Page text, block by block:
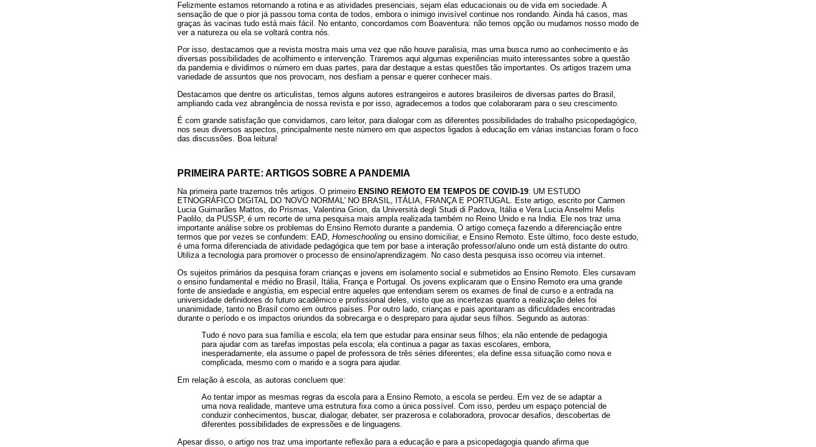
Felizmente estamos retomando a rotina e as atividades presenciais, sejam elas educacionais ou de vida em sociedade. A
sensação de que o pior já passou toma conta de todos, embora o inimigo invisível continue nos rondando. Ainda há casos, mas
graças às vacinas tudo está mais fácil. No entanto, concordamos com Boaventura: não temos opção ou mudamos nosso modo de
ver a natureza ou ela se voltará contra nós.
Por isso, destacamos que a revista mostra mais uma vez que não houve paralisia, mas uma busca rumo ao conhecimento e às
diversas possibilidades de acolhimento e intervenção. Traremos aqui algumas experiências muito interessantes sobre a questão
da pandemia e dividimos o número em duas partes, para dar destaque a estas questões tão importantes. Os artigos trazem uma
variedade de assuntos que nos provocam, nos desfiam a pensar e querer conhecer mais.
Destacamos que dentre os articulistas, temos alguns autores estrangeiros e autores brasileiros de diversas partes do Brasil,
ampliando cada vez abrangência de nossa revista e por isso, agradecemos a todos que colaboraram para o seu crescimento.
É com grande satisfação que convidamos, caro leitor, para dialogar com as diferentes possibilidades do trabalho psicopedagógico,
nos seus diversos aspectos, principalmente neste número em que aspectos ligados à educação em várias instancias foram o foco
das discussões. Boa leitura!
PRIMEIRA PARTE: ARTIGOS SOBRE A PANDEMIA
Na primeira parte trazemos três artigos. O primeiro ENSINO REMOTO EM TEMPOS DE COVID-19: UM ESTUDO
ETNOGRÁFICO DIGITAL DO 'NOVO NORMAL' NO BRASIL, ITÁLIA, FRANÇA E PORTUGAL. Este artigo, escrito por Carmen
Lucia Guimarães Mattos, do Prismas, Valentina Grion, da Università degli Studi di Padova, Itália e Vera Lucia Anselmi Melis
Paolilo, da PUSSP, é um recorte de uma pesquisa mais ampla realizada também no Reino Unido e na India. Ele nos traz uma
importante análise sobre os problemas do Ensino Remoto durante a pandemia. O artigo começa fazendo a diferenciação entre
termos que por vezes se confundem: EAD, Homeschooling ou ensino domiciliar, e Ensino Remoto. Este último, foco deste estudo,
é uma forma diferenciada de atividade pedagógica que tem por base a interação professor/aluno onde um está distante do outro.
Utiliza a tecnologia para promover o processo de ensino/aprendizagem. No caso desta pesquisa isso ocorreu via internet.
Os sujeitos primários da pesquisa foram crianças e jovens em isolamento social e submetidos ao Ensino Remoto. Eles cursavam
o ensino fundamental e médio no Brasil, Itália, França e Portugal. Os jovens explicaram que o Ensino Remoto era uma grande
fonte de ansiedade e angústia, em especial entre aqueles que entendiam serem os exames de final de curso e a entrada na
universidade definidores do futuro acadêmico e profissional deles, visto que as incertezas quanto a realização deles foi
unanimidade, tanto no Brasil como em outros países. Por outro lado, crianças e pais apontaram as dificuldades encontradas
durante o período e os impactos oriundos da sobrecarga e o despreparo para ajudar seus filhos. Segundo as autoras:
Tudo é novo para sua família e escola; ela tem que estudar para ensinar seus filhos; ela não entende de pedagogia
para ajudar com as tarefas impostas pela escola; ela continua a pagar as taxas escolares, embora,
inesperadamente, ela assume o papel de professora de três séries diferentes; ela define essa situação como nova e
complicada, mesmo com o marido e a sogra para ajudar.
Em relação à escola, as autoras concluem que:
Ao tentar impor as mesmas regras da escola para a Ensino Remoto, a escola se perdeu. Em vez de se adaptar a
uma nova realidade, manteve uma estrutura fixa como a única possível. Com isso, perdeu um espaço potencial de
conduzir conhecimentos, buscar, dialogar, debater, ser prazerosa e colaboradora, provocar desafios, descobertas de
diferentes possibilidades de expressões e de linguagens.
Apesar disso, o artigo nos traz uma importante reflexão para a educação e para a psicopedagogia quando afirma que